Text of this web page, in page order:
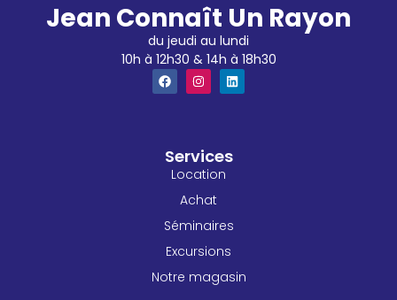
Jean Connaît Un Rayon
du jeudi au lundi
10h à 12h30 & 14h à 18h30
Services
Location
Achat
Séminaires
Excursions
Notre magasin